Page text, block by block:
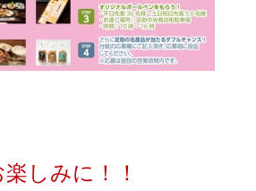
しみに！！